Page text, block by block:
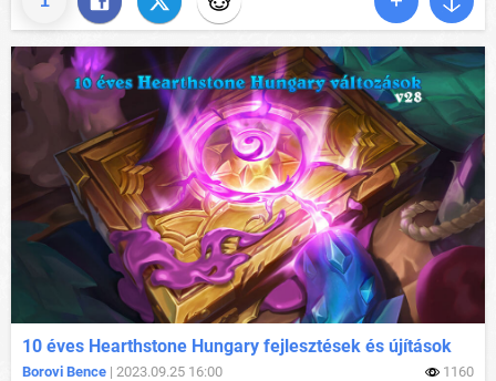
10 éves Hearthstone Hungary fejlesztések és újítások
Borovi Bence | 2023.09.25 16:00 1160